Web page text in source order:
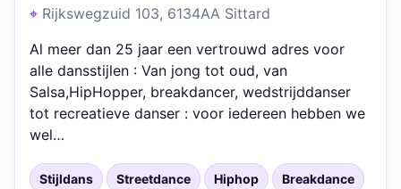
Rijkswegzuid 103, 6134AA Sittard
Al meer dan 25 jaar een vertrouwd adres voor
alle dansstijlen : Van jong tot oud, van
Salsa,HipHopper, breakdancer, wedstrijddanser
tot recreatieve danser : voor iedereen hebben we
wel…
Stijldans Streetdance Hiphop Breakdance